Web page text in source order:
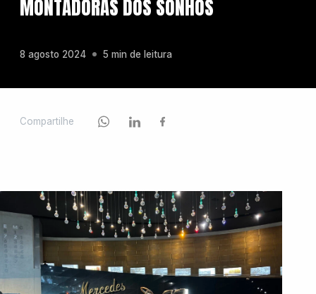
Chevrolet
GWM
Honda
MONTADORAS DOS SONHOS
8 agosto 2024 5 min de leitura
Compartilhe